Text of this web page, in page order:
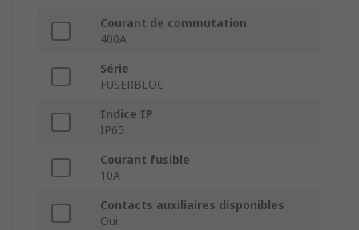
Courant de commutation
400A
Série
FUSERBLOC
Indice IP
IP65
Courant fusible
10A
Contacts auxiliaires disponibles
Oui